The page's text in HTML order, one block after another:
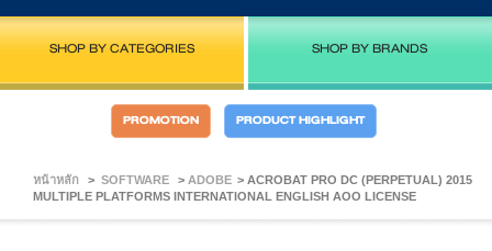
SHOP BY CATEGORIES SHOP BY BRANDS
PROMOTION PRODUCT HIGHLIGHT
หน้าหลัก > SOFTWARE > ADOBE > ACROBAT PRO DC (PERPETUAL) 2015
MULTIPLE PLATFORMS INTERNATIONAL ENGLISH AOO LICENSE